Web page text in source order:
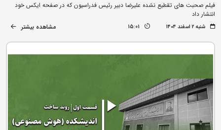
فیلم صحبت های تقطیع نشده علیرضا دبیر رئیس فدراسیون که در صفحه ایکس خود
انتشار داد
شنبه ۲ اسفند ۱۴۰۴ 15:01 مشاهده بیشتر